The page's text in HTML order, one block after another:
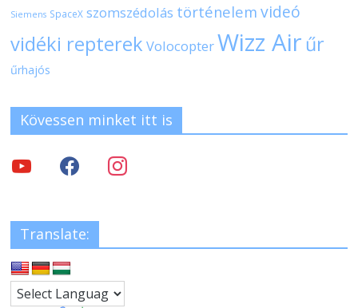
Siemens SpaceX szomszédolás történelem videó
vidéki repterek VolocopterWizz Air űr
űrhajós
Kövessen minket itt is
Translate: